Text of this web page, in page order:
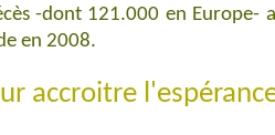
-dont 121.000 en
en 2008.
accroitre